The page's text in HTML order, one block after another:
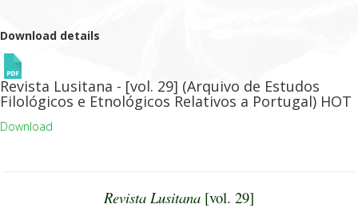
Download details
Revista Lusitana - [vol. 29] (Arquivo de Estudos
Filológicos e Etnológicos Relativos a Portugal) HOT
Download
Revista Lusitana [vol. 29]